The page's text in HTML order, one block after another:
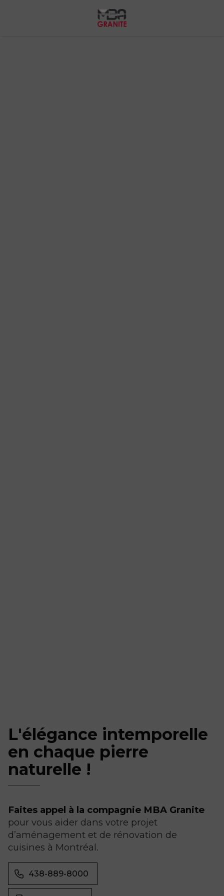
L'élégance intemporelle
en chaque pierre
naturelle !
Faites appel à la compagnie MBA Granite
pour vous aider dans votre projet
d’aménagement et de rénovation de
cuisines à Montréal.
438-889-8000